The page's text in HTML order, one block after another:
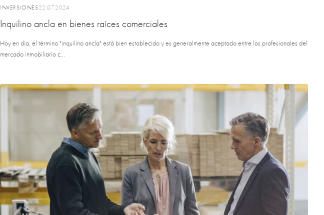
INVERSIONES22.07.2024
Inquilino ancla en bienes raíces comerciales
Hoy en día, el término "inquilino ancla" está bien establecido y es generalmente aceptado entre los profesionales del
mercado inmobiliario c...